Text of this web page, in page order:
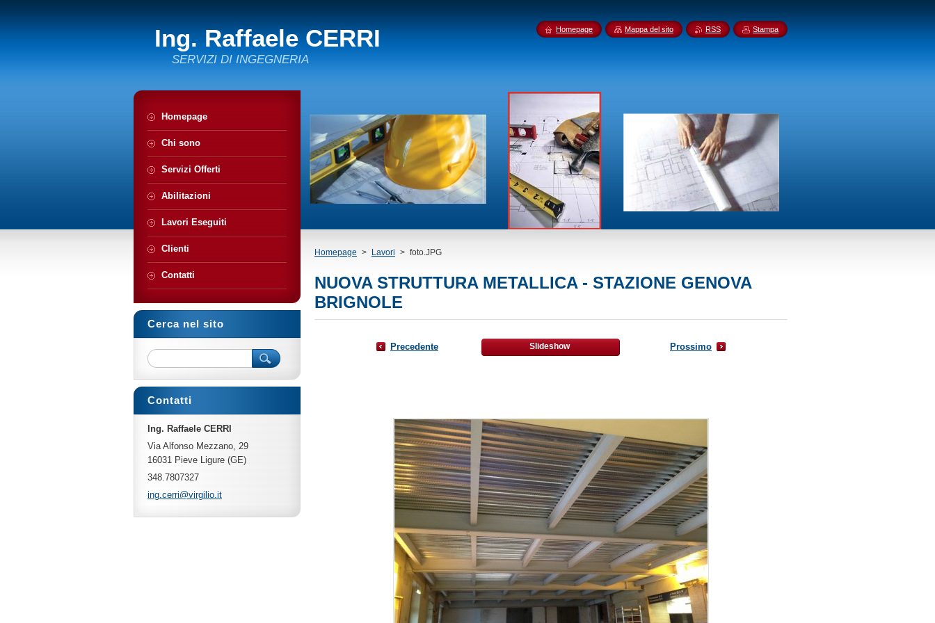
Ing. Raffaele CERRI
SERVIZI DI INGEGNERIA
Homepage > Lavori > foto.JPG
NUOVA STRUTTURA METALLICA - STAZIONE GENOVA
BRIGNOLE
Precedente Slideshow Prossimo
Homepage
Chi sono
Servizi Offerti
Abilitazioni
Lavori Eseguiti
Clienti
Contatti
Cerca nel sito
Contatti
Ing. Raffaele CERRI
Via Alfonso Mezzano, 29
16031 Pieve Ligure (GE)
348.7807327
ing.cerri@virgil io.it
Homepage Mappa del sito RSS Stampa